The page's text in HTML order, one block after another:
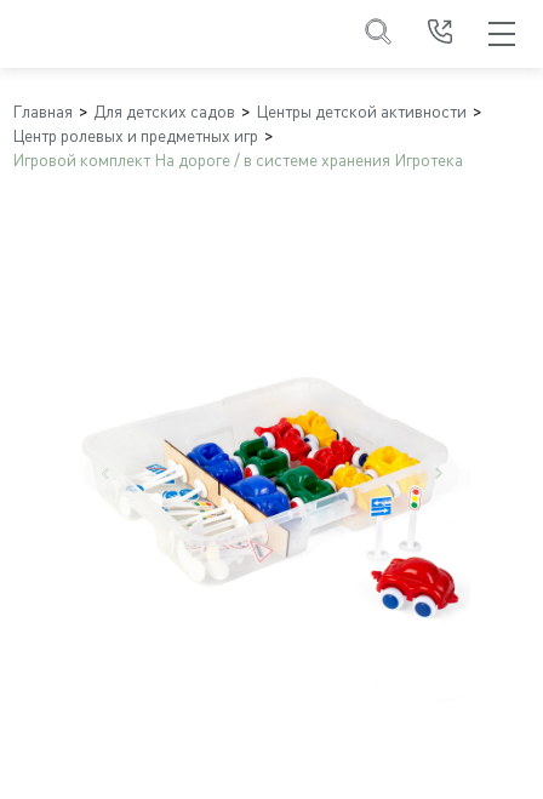
Главная Для детских садов
Центры детской активности
Центр ролевых и предметных игр
Игровой комплект На дороге / в системе хранения Игротека